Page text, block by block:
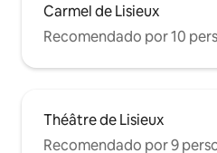
Carmel de Lisieux
Recomendado por 10
Théâtre de Lisieux
Recomendado por 9